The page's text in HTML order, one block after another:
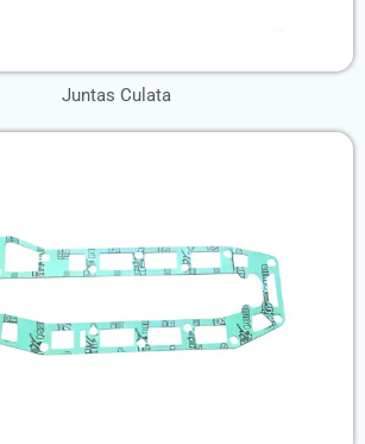
Juntas Culata